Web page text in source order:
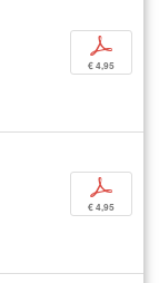
p
€ 4,95
p
€ 4,95